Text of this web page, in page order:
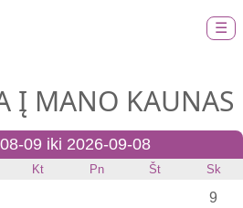
☰
Į MANO KAUNAS
09 iki 2026-09-08
Kt Pn Št Sk
9